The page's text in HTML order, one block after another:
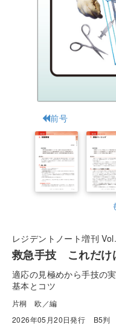
前号
レジデントノート増刊
救急手技 これだけ
適応の見極めから手技の
基本とコツ
片桐 欧／編
2026年05月20日発行
B5判